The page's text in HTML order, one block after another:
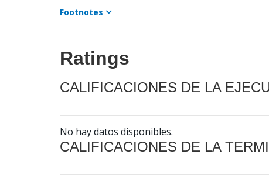
Footnotes
Ratings
CALIFICACIONES DE LA
No hay datos disponibles.
CALIFICACIONES DE LA